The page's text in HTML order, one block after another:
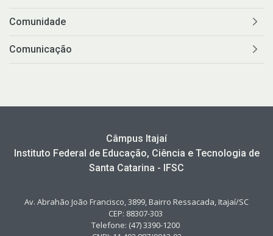
Comunidade
Comunicação
Câmpus Itajaí
Instituto Federal de Educação, Ciência e Tecnologia de
Santa Catarina - IFSC
Av. Abrahão João Francisco, 3899, Bairro Ressacada, Itajaí/SC
CEP: 88307-303
Telefone: (47) 3390-1200